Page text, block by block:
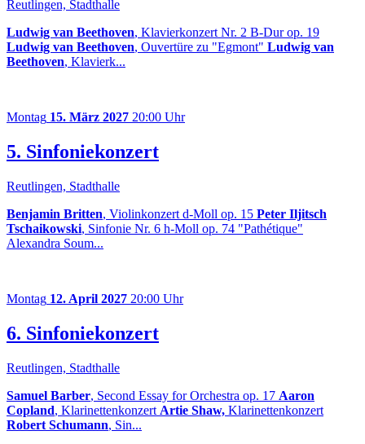
Reutlingen, Stadthalle
Ludwig van Beethoven, Klavierkonzert Nr. 2 B-Dur op. 19
Ludwig van Beethoven, Ouvertüre zu "Egmont" Ludwig van
Beethoven, Klavierk...
Montag 15. März 2027 20:00 Uhr
5. Sinfoniekonzert
Reutlingen, Stadthalle
Benjamin Britten, Violinkonzert d-Moll op. 15 Peter Iljitsch
Tschaikowski, Sinfonie Nr. 6 h-Moll op. 74 "Pathétique"
Alexandra Soum...
Montag 12. April 2027 20:00 Uhr
6. Sinfoniekonzert
Reutlingen, Stadthalle
Samuel Barber, Second Essay for Orchestra op. 17 Aaron
Copland, Klarinettenkonzert Artie Shaw, Klarinettenkonzert
Robert Schumann, Sin...